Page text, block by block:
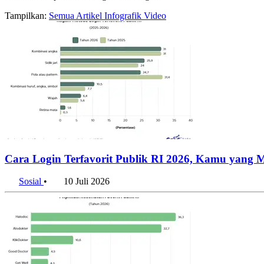
Tampilkan: Semua Artikel Infografik Video
Cara Login Terfavorit Publik RI 2026, Kamu yang
Sosial • 10 Juli 2026